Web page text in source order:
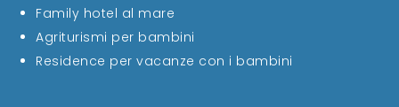
Family hotel al mare
Agriturismi per bambini
Residence per vacanze con i bambini